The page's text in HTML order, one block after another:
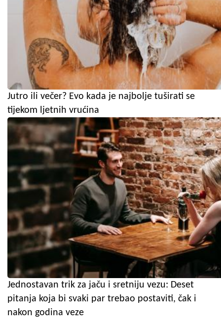
Jutro ili večer? Evo kada je najbolje tuširati se
tijekom ljetnih vrućina
Jednostavan trik za jaču i sretniju vezu: Deset
pitanja koja bi svaki par trebao postaviti, čak i
nakon godina veze